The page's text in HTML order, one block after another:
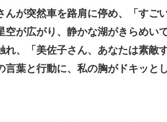
んが突然車を路肩に停め、「すご
空が広がり、静かな湖がきらめい
れ、「美佐子さん、あなたは素敵
言葉と行動に、私の胸がドキッと